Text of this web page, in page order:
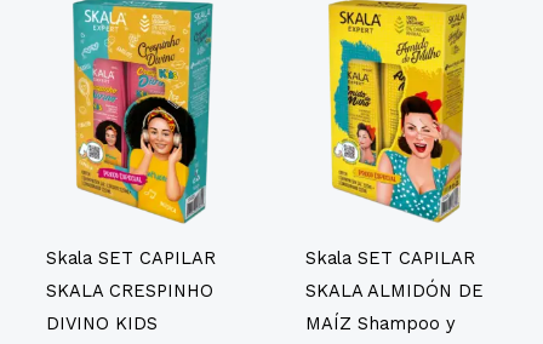
Skala SET CAPILAR
SKALA CRESPINHO
DIVINO KIDS
Skala SET CAPILAR
SKALA ALMIDÓN DE
MAÍZ Shampoo y